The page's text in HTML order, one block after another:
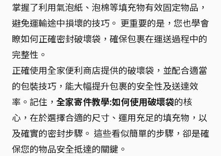
掌握了利用氣泡紙、泡棉等填充物有效固定物品，
避免運輸途中損壞的技巧。 更重要的是，您也學會
瞭如何正確密封破壞袋，確保包裹在運送過程中的
完整性。
正確使用全家便利商店提供的破壞袋，並配合適當
的包裝技巧，能大幅提升包裹的安全性及送達效
率。記住， 全家寄件教學:如何使用破壞袋的核
心，在於選擇合適的尺寸、運用充足的填充物，以
及確實的密封步驟。 這些看似簡單的步驟，卻是確
保您的物品安全抵達的關鍵。